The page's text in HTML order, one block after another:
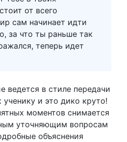
от всего
сам начинает идти
за что ты раньше так
теперь идет
ведется в стиле передачи
ученику и это дико круто!
моментов снимается
уточняющим вопросам
объяснения